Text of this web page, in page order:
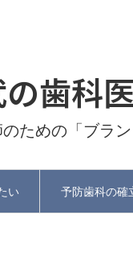
歯科
ための「ブラ
い 予防歯科の確